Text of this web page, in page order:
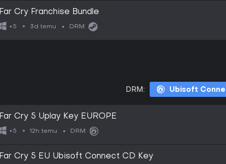
Far Cry Franchise Bundle
+5 3d temu DRM:
DRM: Ubisoft
Far Cry 5 Uplay Key EUROPE
+5 12h temu DRM:
Far Cry 5 EU Ubisoft Connect CD Key